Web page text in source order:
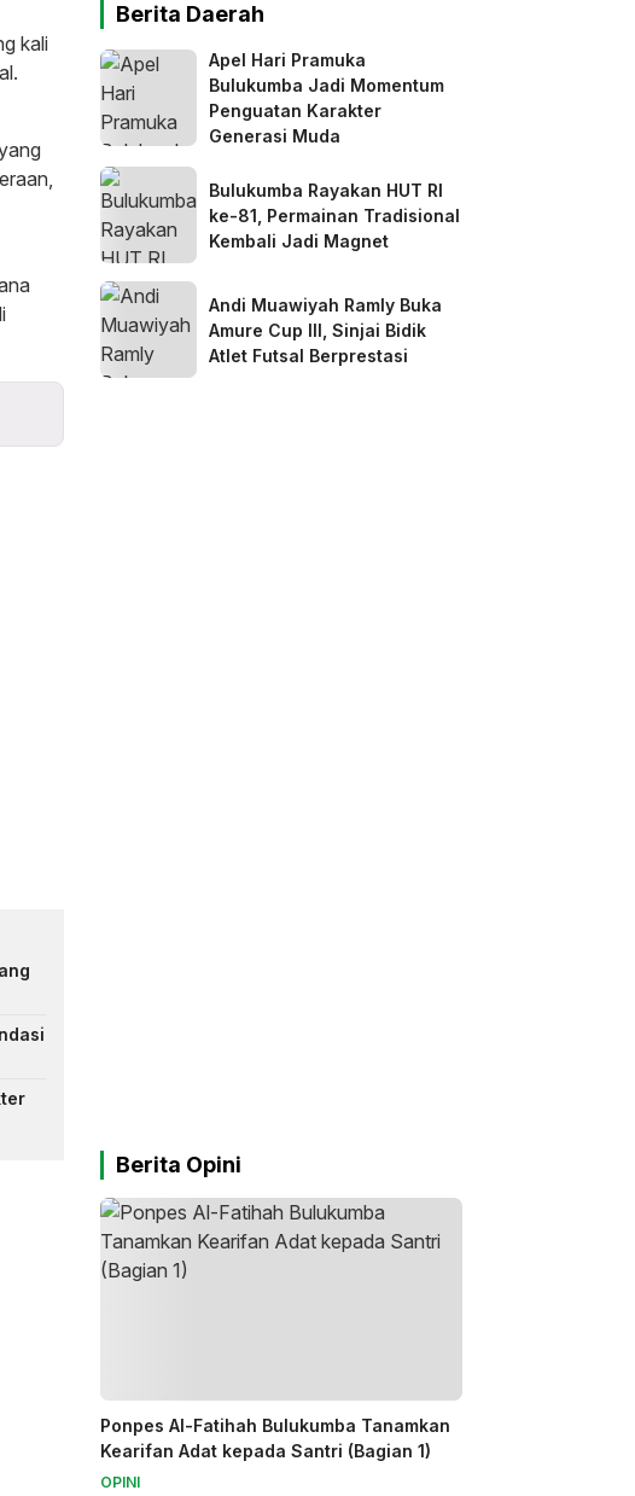
kali
Berita Daerah
Apel Hari Pramuka
Bulukumba Jadi Momentum
Penguatan Karakter
Generasi Muda
Bulukumba Rayakan HUT RI
ke-81, Permainan Tradisional
Kembali Jadi Magnet
Andi Muawiyah Ramly Buka
Amure Cup III, Sinjai Bidik
Atlet Futsal Berprestasi
Berita Opini
Ponpes Al-Fatihah Bulukumba Tanamkan
Kearifan Adat kepada Santri (Bagian 1)
OPINI